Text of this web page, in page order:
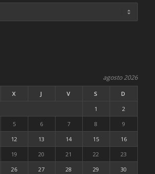
agosto 2026
X J V S
D
1
2
5 6 7 8
9
12 13 14 15
16
19 20 21 22
23
26 27 28 29
30